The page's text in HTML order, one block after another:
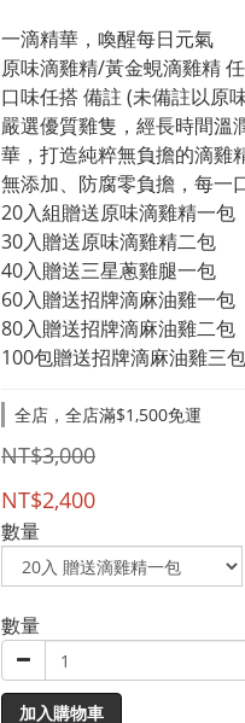
一滴精華，喚醒每日元氣
原味滴雞精/黃金蜆滴雞精
口味任搭 備註 (未備註以原
嚴選優質雞隻，經長時間溫
華，打造純粹無負擔的滴雞精
無添加、防腐零負擔，每一
20入組贈送原味滴雞精一包
30入贈送原味滴雞精二包
40入贈送三星蔥雞腿一包
60入贈送招牌滴麻油雞一包
80入贈送招牌滴麻油雞二包
100包贈送招牌滴麻油雞三包
全店，全店滿$1,500免運
NT$3,000
NT$2,400
數量
數量
加入購物車